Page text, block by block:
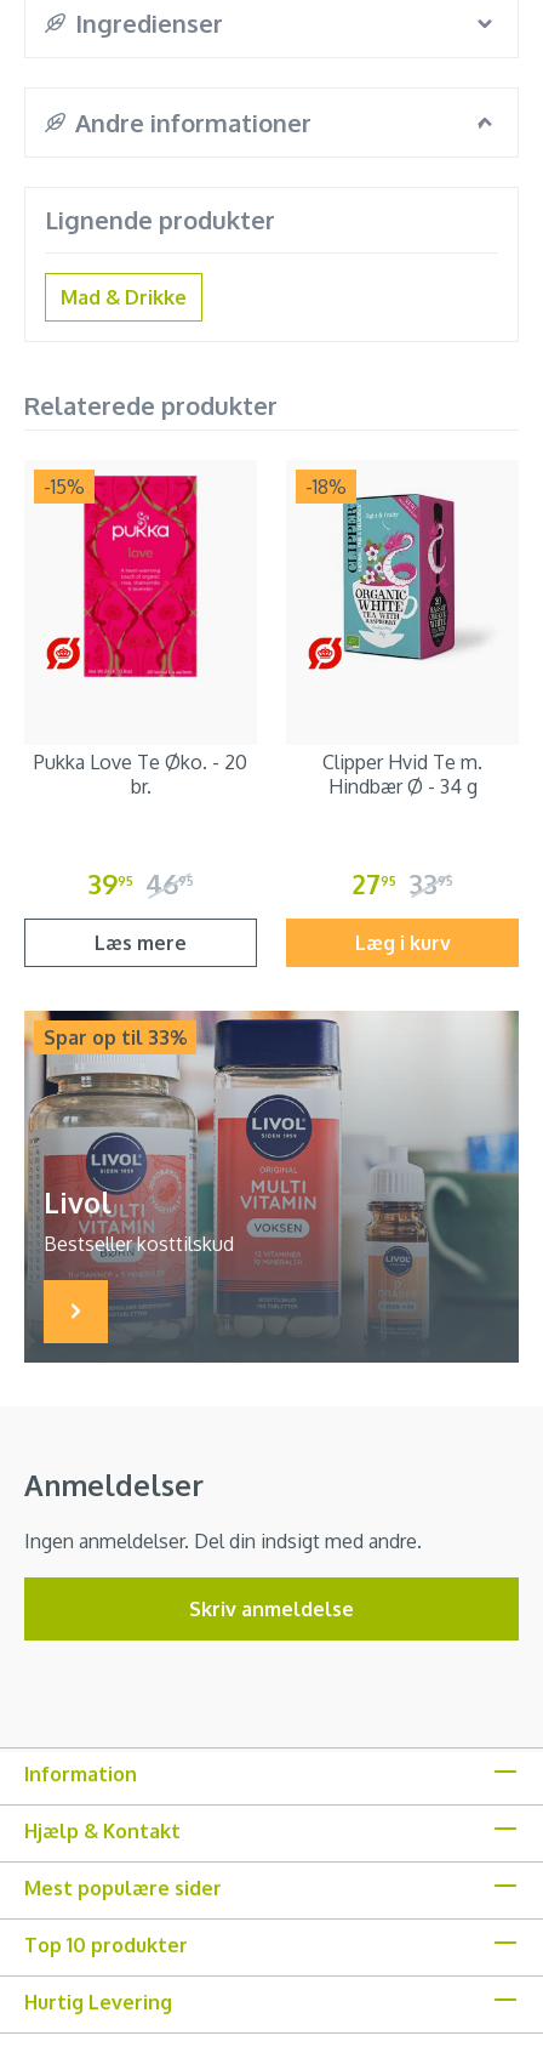
Ingredienser
Andre informationer
Lignende produkter
Mad & Drikke
Relaterede produkter
-15%
Pukka Love Te Øko. - 20
br.
3995 4695
Læs mere
-18%
Clipper Hvid Te m.
Hindbær Ø - 34 g
2795 3395
Læg i kurv
Spar op til 33%
Livol
Bestseller kosttilskud
Anmeldelser
Ingen anmeldelser. Del din indsigt med andre.
Skriv anmeldelse
Information
Hjælp & Kontakt
Mest populære sider
Top 10 produkter
Hurtig Levering